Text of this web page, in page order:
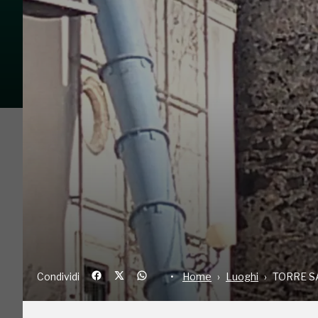
Condividi Home Luoghi TORRE
Condividi Luoghi
La Torre Saracena di Ognina è un
urbano del quartiere. Si tratta di un’alta
realizzata con ogni probabilità con funzione
nome, la torre non fu costruita in epoca
strategico di controllo e difesa dalle
testimonianze storiche risalgono alla cronaca
della struttura in seguito al “terremotus